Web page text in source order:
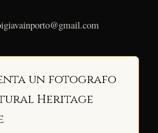
un fotografo
Heritage